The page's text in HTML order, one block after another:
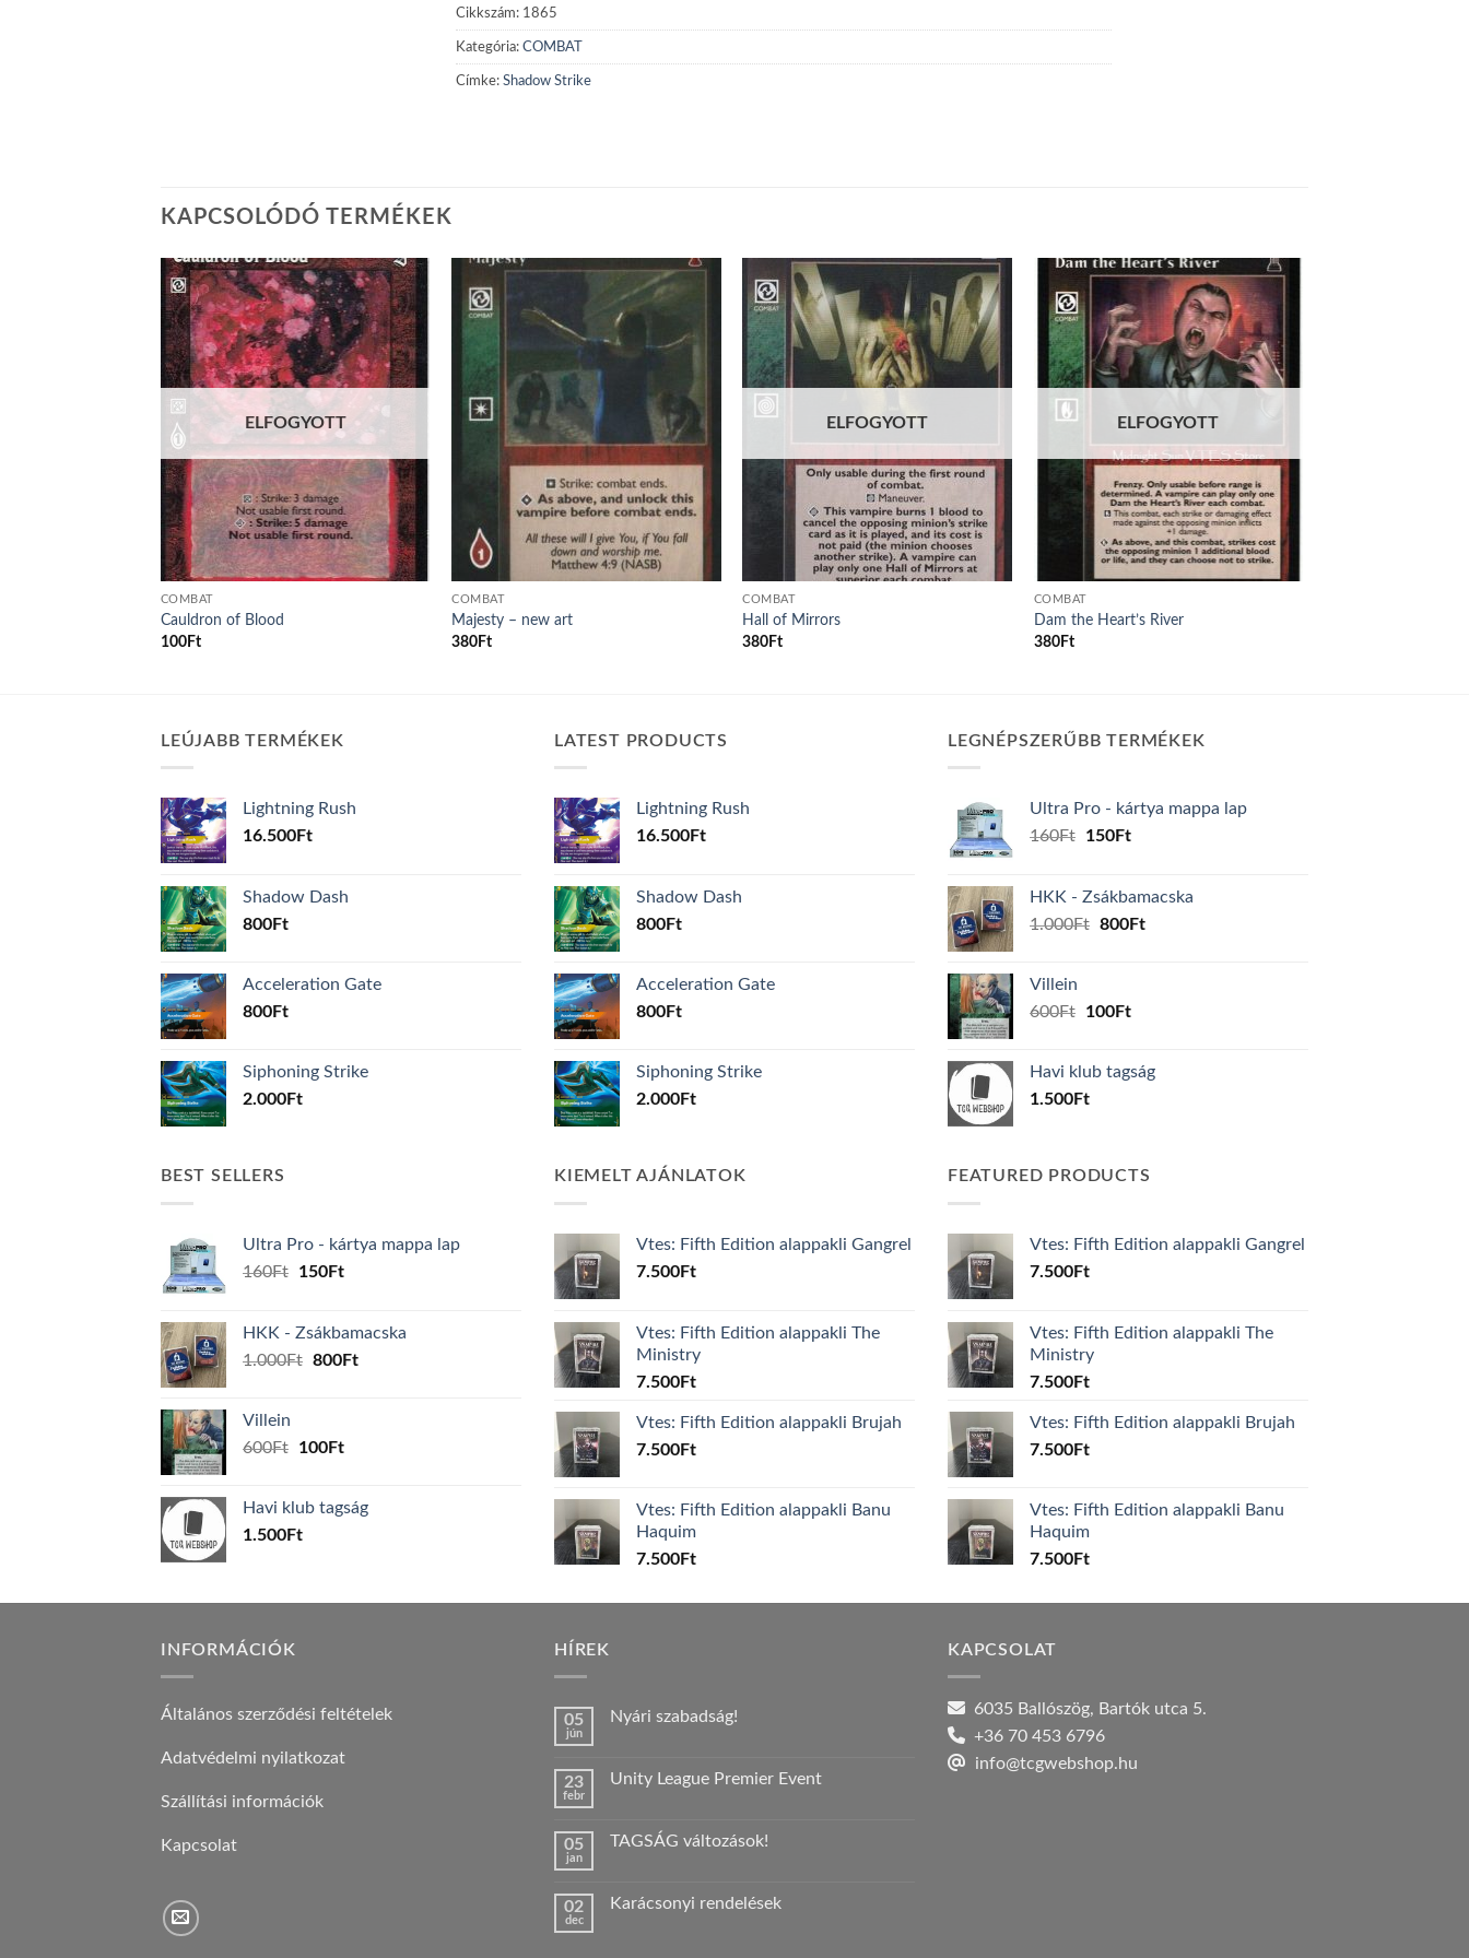
Cikkszám: 1865
Kategória: COMBAT
Címke: Shadow Strike
KAPCSOLÓDÓ TERMÉKEK
Add to
wishlist
ELFOGYOTT
COMBAT
Cauldron of Blood
100Ft
wishlist
COMBAT
Majesty – new art
380 Ft
Add to
wishlist
ELFOGYOTT
COMBAT
Hall of Mirrors
380 Ft
Add to
wishlist
ELFOGYOTT
COMBAT
Dam the Heart’s River
380Ft
LEÚJABB TERMÉKEK
Lightning Rush
16.500Ft
Shadow Dash
800Ft
Acceleration Gate
800Ft
Siphoning Strike
2.000Ft
LATEST PRODUCTS
Lightning Rush
16.500Ft
Shadow Dash
800Ft
Acceleration Gate
800Ft
Siphoning Strike
2.000Ft
LEGNÉPSZERŰBB TERMÉKEK
Ultra Pro - kártya mappa lap
160Ft
Original
160Ft.
150FtCurrent
150Ft.
HKK - Zsákbamacska
1.000Ft Original
800FtCurrent
Villein
600Ft
Original
600Ft.
100FtCurrent
100Ft.
Havi klub tagság
1.500Ft
BEST SELLERS
Ultra Pro - kártya mappa lap
160Ft
Original
160Ft.
150FtCurrent
150Ft.
HKK - Zsákbamacska
1.000Ft Original
800FtCurrent
Villein
600Ft
Original
600Ft.
100FtCurrent
100Ft.
Havi klub tagság
1.500Ft
KIEMELT AJÁNLATOK
Vtes: Fifth Edition alappakli Gangrel
7.500Ft
Vtes: Fifth Edition alappakli The
Ministry
7.500Ft
Vtes: Fifth Edition alappakli Brujah
7.500Ft
Vtes: Fifth Edition alappakli Banu
Haquim
7.500Ft
FEATURED PRODUCTS
Vtes: Fifth Edition alappakli Gangrel
7.500Ft
Vtes: Fifth Edition alappakli The
Ministry
7.500Ft
Vtes: Fifth Edition alappakli Brujah
7.500Ft
Vtes: Fifth Edition alappakli Banu
Haquim
7.500Ft
INFORMÁCIÓK
Általános szerződési feltételek
Adatvédelmi nyilatkozat
Szállítási információk
Kapcsolat
HÍREK
05
jún
Nyári szabadság!
Nyári
23
febr
Unity League Premier Event
Unity
bejegyzéshez
05
jan
TAGSÁG változások!
TAGSÁG
02
dec
Karácsonyi rendelések
KAPCSOLAT
6035 Ballószög, Bartók utca 5.
+36 70 453 6796
info@tcgwebshop.hu